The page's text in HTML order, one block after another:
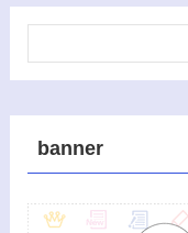
banner